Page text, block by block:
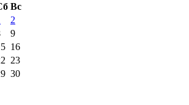
Вс
2
9
16
23
30